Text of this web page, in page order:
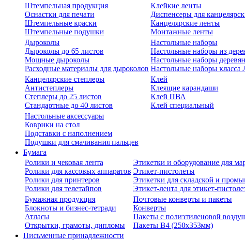
Штемпельная продукция
Оснастки для печати
Штемпельные краски
Штемпельные подушки
Клейкие ленты
Диспенсеры для
Канцелярские ленты
Монтажные ленты
Дыроколы
Дыроколы до 65 листов
Мощные дыроколы
Расходные материалы для дыроколов
Настольные наборы
Настольные наборы из
Настольные наборы
Настольные наборы класса
Канцелярские степлеры
Антистеплеры
Степлеры до 25 листов
Стандартные до 40 листов
Клей
Клеящие карандаши
Клей ПВА
Клей специальный
Настольные аксессуары
Коврики на стол
Подставки с наполнением
Подушки для смачивания пальцев
Бумага
Ролики и чековая лента
Ролики для кассовых аппаратов
Ролики для принтеров
Ролики для телетайпов
Этикетки и оборудование для
Этикет-пистолеты
Этикетки для складской и
Этикет-лента для этикет-
Бумажная продукция
Блокноты и бизнес-тетради
Атласы
Открытки, грамоты, дипломы
Почтовые конверты и пакеты
Конверты
Пакеты с полиэтиленовой
Пакеты В4 (250х353мм)
Письменные принадлежности